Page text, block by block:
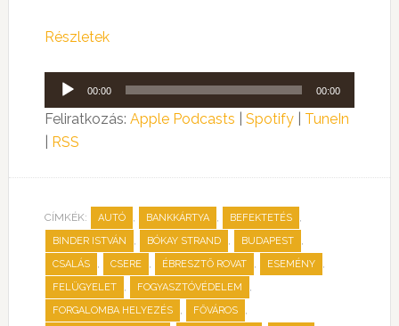
Részletek
Audió
lejátszó
00:00 00:00
Feliratkozás: Apple Podcasts Spotify| TuneIn
RSS
CÍMKÉK: AUTÓ , BANKKÁRTYA , BEFEKTETÉS ,
BINDER ISTVÁN , BÓKAY STRAND , BUDAPEST ,
CSALÁS , CSERE , ÉBRESZTŐ ROVAT , ESEMÉNY ,
FELÜGYELET , FOGYASZTÓVÉDELEM ,
FORGALOMBA HELYEZÉS , FŐVÁROS ,